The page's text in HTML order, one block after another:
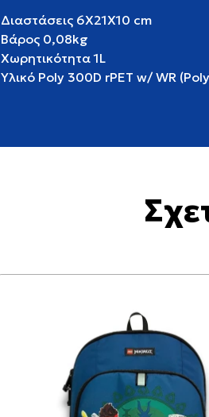
Διαστάσεις 6X21X10 cm
Βάρος 0,08kg
Χωρητικότητα 1L
Υλικό Poly 300D rPET w/ WR